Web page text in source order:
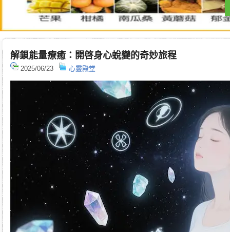
解鎖能量療癒：開啓身心蛻變的奇妙旅程
2025/06/23 心靈殿堂